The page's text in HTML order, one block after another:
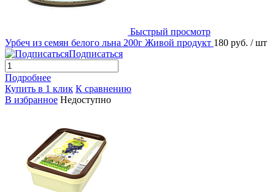
Быстрый просмотр
Урбеч из семян белого льна 200г Живой продукт 180 руб. / шт
Подписаться
Подробнее
Купить в 1 клик К сравнению
В избранное Недоступно